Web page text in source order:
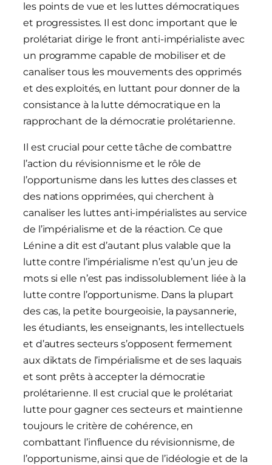
les points de vue et les luttes démocratiques
et progressistes. Il est donc important que le
prolétariat dirige le front anti-impérialiste avec
un programme capable de mobiliser et de
canaliser tous les mouvements des opprimés
et des exploités, en luttant pour donner de la
consistance à la lutte démocratique en la
rapprochant de la démocratie prolétarienne.
Il est crucial pour cette tâche de combattre
l’action du révisionnisme et le rôle de
l’opportunisme dans les luttes des classes et
des nations opprimées, qui cherchent à
canaliser les luttes anti-impérialistes au service
de l’impérialisme et de la réaction. Ce que
Lénine a dit est d’autant plus valable que la
lutte contre l’impérialisme n’est qu’un jeu de
mots si elle n’est pas indissolublement liée à la
lutte contre l’opportunisme. Dans la plupart
des cas, la petite bourgeoisie, la paysannerie,
les étudiants, les enseignants, les intellectuels
et d’autres secteurs s’opposent fermement
aux diktats de l’impérialisme et de ses laquais
et sont prêts à accepter la démocratie
prolétarienne. Il est crucial que le prolétariat
lutte pour gagner ces secteurs et maintienne
toujours le critère de cohérence, en
combattant l’influence du révisionnisme, de
l’opportunisme, ainsi que de l’idéologie et de la